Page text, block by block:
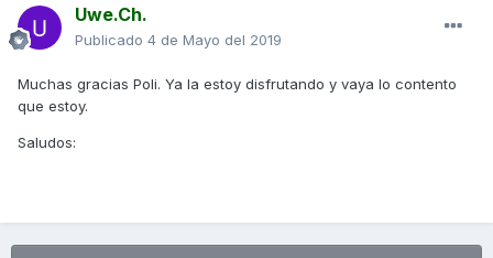
Uwe.Ch.
Publicado 4 de Mayo del 2019
Muchas gracias Poli. Ya la estoy disfrutando y vaya lo contento
que estoy.
Saludos: